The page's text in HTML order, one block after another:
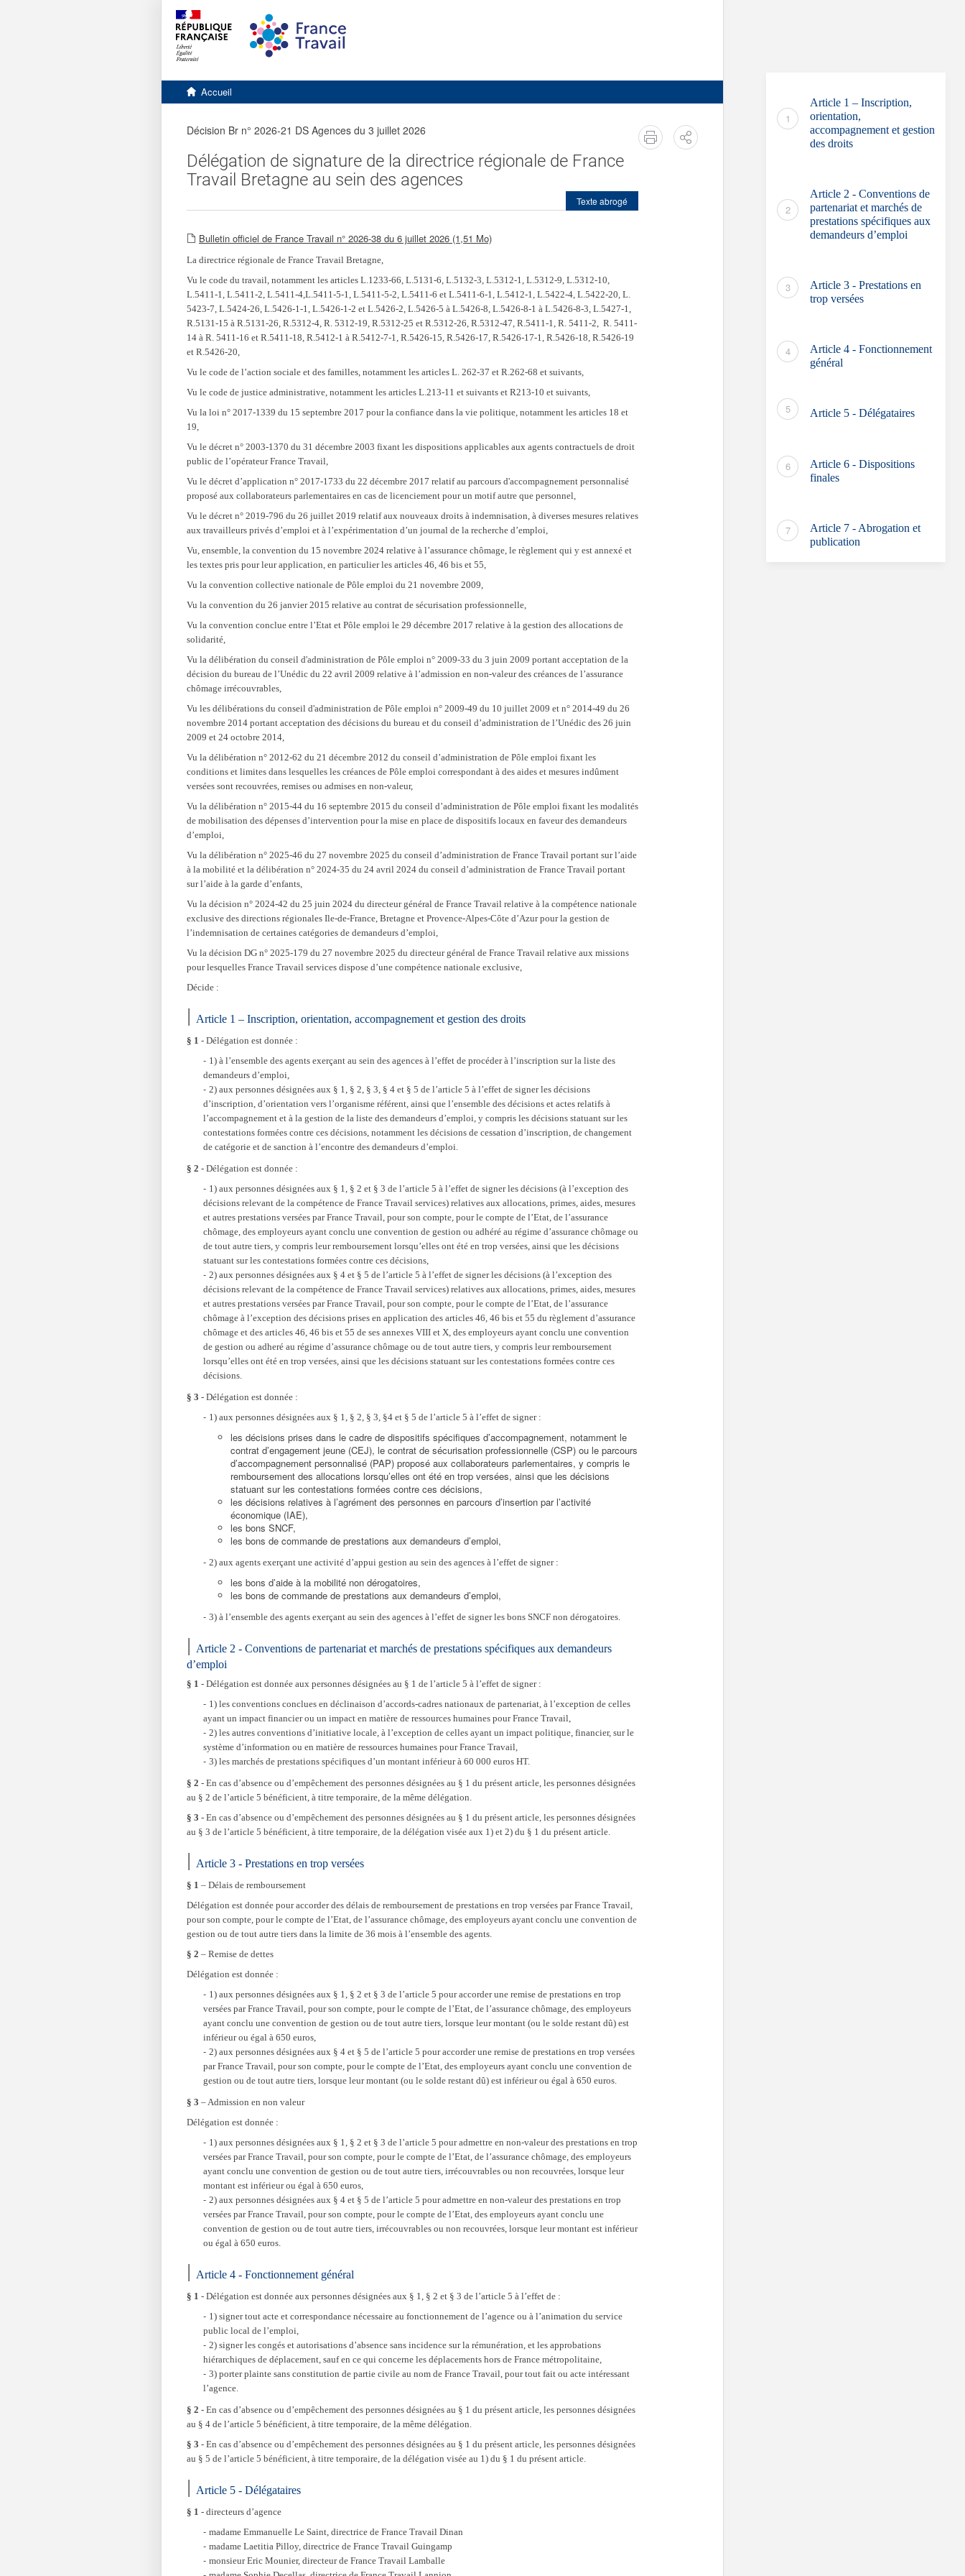
à
Accueil
imprimerPartager
Décision Br n° 2026-21 DS Agences du 3 juillet 2026
Délégation de signature de la directrice régionale de France
Travail Bretagne au sein des agences
Texte abrogé
Article 1 – Inscription,
orientation,
accompagnement et gestion
des droits
Article 2 - Conventions de
partenariat et marchés de
prestations spécifiques aux
demandeurs d’emploi
Article 3 - Prestations en
trop versées
Article 4 - Fonctionnement
général
Article 5 - Délégataires
Article 6 - Dispositions
finales
Article 7 - Abrogation et
publication
Bulletin officiel de France Travail n° 2026-38 du 6 juillet 2026 (1,51 Mo)
La directrice régionale de France Travail Bretagne,
Vu le code du travail, notamment les articles L.1233-66, L.5131-6, L.5132-3, L.5312-1, L.5312-9, L.5312-10,
L.5411-1, L.5411-2, L.5411-4,L.5411-5-1, L.5411-5-2, L.5411-6 et L.5411-6-1, L.5412-1, L.5422-4, L.5422-20, L.
5423-7, L.5424-26, L.5426-1-1, L.5426-1-2 et L.5426-2, L.5426-5 à L.5426-8, L.5426-8-1 à L.5426-8-3, L.5427-1,
R.5131-15 à R.5131-26, R.5312-4, R. 5312-19, R.5312-25 et R.5312-26, R.5312-47, R.5411-1, R. 5411-2, R. 5411-
14 à R. 5411-16 et R.5411-18, R.5412-1 à R.5412-7-1, R.5426-15, R.5426-17, R.5426-17-1, R.5426-18, R.5426-19
et R.5426-20,
Vu le code de l’action sociale et des familles, notamment les articles L. 262-37 et R.262-68 et suivants,
Vu le code de justice administrative, notamment les articles L.213-11 et suivants et R213-10 et suivants,
Vu la loi n° 2017-1339 du 15 septembre 2017 pour la confiance dans la vie politique, notamment les articles 18 et
19,
Vu le décret n° 2003-1370 du 31 décembre 2003 fixant les dispositions applicables aux agents contractuels de droit
public de l’opérateur France Travail,
Vu le décret d’application n° 2017-1733 du 22 décembre 2017 relatif au parcours d'accompagnement personnalisé
proposé aux collaborateurs parlementaires en cas de licenciement pour un motif autre que personnel,
Vu le décret n° 2019-796 du 26 juillet 2019 relatif aux nouveaux droits à indemnisation, à diverses mesures relatives
aux travailleurs privés d’emploi et à l’expérimentation d’un journal de la recherche d’emploi,
Vu, ensemble, la convention du 15 novembre 2024 relative à l’assurance chômage, le règlement qui y est annexé et
les textes pris pour leur application, en particulier les articles 46, 46 bis et 55,
Vu la convention collective nationale de Pôle emploi du 21 novembre 2009,
Vu la convention du 26 janvier 2015 relative au contrat de sécurisation professionnelle,
Vu la convention conclue entre l’Etat et Pôle emploi le 29 décembre 2017 relative à la gestion des allocations de
solidarité,
Vu la délibération du conseil d'administration de Pôle emploi n° 2009-33 du 3 juin 2009 portant acceptation de la
décision du bureau de l’Unédic du 22 avril 2009 relative à l’admission en non-valeur des créances de l’assurance
chômage irrécouvrables,
Vu les délibérations du conseil d'administration de Pôle emploi n° 2009-49 du 10 juillet 2009 et n° 2014-49 du 26
novembre 2014 portant acceptation des décisions du bureau et du conseil d’administration de l’Unédic des 26 juin
2009 et 24 octobre 2014,
Vu la délibération n° 2012-62 du 21 décembre 2012 du conseil d’administration de Pôle emploi fixant les
conditions et limites dans lesquelles les créances de Pôle emploi correspondant à des aides et mesures indûment
versées sont recouvrées, remises ou admises en non-valeur,
Vu la délibération n° 2015-44 du 16 septembre 2015 du conseil d’administration de Pôle emploi fixant les modalités
de mobilisation des dépenses d’intervention pour la mise en place de dispositifs locaux en faveur des demandeurs
d’emploi,
Vu la délibération n° 2025-46 du 27 novembre 2025 du conseil d’administration de France Travail portant sur l’aide
à la mobilité et la délibération n° 2024-35 du 24 avril 2024 du conseil d’administration de France Travail portant
sur l’aide à la garde d’enfants,
Vu la décision n° 2024-42 du 25 juin 2024 du directeur général de France Travail relative à la compétence nationale
exclusive des directions régionales Ile-de-France, Bretagne et Provence-Alpes-Côte d’Azur pour la gestion de
l’indemnisation de certaines catégories de demandeurs d’emploi,
Vu la décision DG n° 2025-179 du 27 novembre 2025 du directeur général de France Travail relative aux missions
pour lesquelles France Travail services dispose d’une compétence nationale exclusive,
Décide :
Article 1 – Inscription, orientation, accompagnement et gestion des droits
§ 1 - Délégation est donnée :
1) à l’ensemble des agents exerçant au sein des agences à l’effet de procéder à l’inscription sur la liste des
demandeurs d’emploi,
2) aux personnes désignées aux § 1, § 2, § 3, § 4 et § 5 de l’article 5 à l’effet de signer les décisions
d’inscription, d’orientation vers l’organisme référent, ainsi que l’ensemble des décisions et actes relatifs à
l’accompagnement et à la gestion de la liste des demandeurs d’emploi, y compris les décisions statuant sur les
contestations formées contre ces décisions, notamment les décisions de cessation d’inscription, de changement
de catégorie et de sanction à l’encontre des demandeurs d’emploi.
§ 2 - Délégation est donnée :
1) aux personnes désignées aux § 1, § 2 et § 3 de l’article 5 à l’effet de signer les décisions (à l’exception des
décisions relevant de la compétence de France Travail services) relatives aux allocations, primes, aides, mesures
et autres prestations versées par France Travail, pour son compte, pour le compte de l’Etat, de l’assurance
chômage, des employeurs ayant conclu une convention de gestion ou adhéré au régime d’assurance chômage ou
de tout autre tiers, y compris leur remboursement lorsqu’elles ont été en trop versées, ainsi que les décisions
statuant sur les contestations formées contre ces décisions,
2) aux personnes désignées aux § 4 et § 5 de l’article 5 à l’effet de signer les décisions (à l’exception des
décisions relevant de la compétence de France Travail services) relatives aux allocations, primes, aides, mesures
et autres prestations versées par France Travail, pour son compte, pour le compte de l’Etat, de l’assurance
chômage à l’exception des décisions prises en application des articles 46, 46 bis et 55 du règlement d’assurance
chômage et des articles 46, 46 bis et 55 de ses annexes VIII et X, des employeurs ayant conclu une convention
de gestion ou adheré au régime d’assurance chômage ou de tout autre tiers, y compris leur remboursement
lorsqu’elles ont été en trop versées, ainsi que les décisions statuant sur les contestations formées contre ces
décisions.
§ 3 - Délégation est donnée :
1) aux personnes désignées aux § 1, § 2, § 3, §4 et § 5 de l’article 5 à l’effet de signer :
les décisions prises dans le cadre de dispositifs spécifiques d’accompagnement, notamment le
contrat d’engagement jeune (CEJ), le contrat de sécurisation professionnelle (CSP) ou le parcours
d’accompagnement personnalisé (PAP) proposé aux collaborateurs parlementaires, y compris le
remboursement des allocations lorsqu’elles ont été en trop versées, ainsi que les décisions
statuant sur les contestations formées contre ces décisions,
les décisions relatives à l’agrément des personnes en parcours d’insertion par l’activité
économique (IAE),
les bons SNCF,
les bons de commande de prestations aux demandeurs d’emploi,
2) aux agents exerçant une activité d’appui gestion au sein des agences à l’effet de signer :
les bons d’aide à la mobilité non dérogatoires,
les bons de commande de prestations aux demandeurs d’emploi,
3) à l’ensemble des agents exerçant au sein des agences à l’effet de signer les bons SNCF non dérogatoires.
Article 2 - Conventions de partenariat et marchés de prestations spécifiques aux demandeurs
d’emploi
§ 1 - Délégation est donnée aux personnes désignées au § 1 de l’article 5 à l’effet de signer :
1) les conventions conclues en déclinaison d’accords-cadres nationaux de partenariat, à l’exception de celles
ayant un impact financier ou un impact en matière de ressources humaines pour France Travail,
2) les autres conventions d’initiative locale, à l’exception de celles ayant un impact politique, financier, sur le
système d’information ou en matière de ressources humaines pour France Travail,
3) les marchés de prestations spécifiques d’un montant inférieur à 60 000 euros HT.
§ 2 - En cas d’absence ou d’empêchement des personnes désignées au § 1 du présent article, les personnes désignées
au § 2 de l’article 5 bénéficient, à titre temporaire, de la même délégation.
§ 3 - En cas d’absence ou d’empêchement des personnes désignées au § 1 du présent article, les personnes désignées
au § 3 de l’article 5 bénéficient, à titre temporaire, de la délégation visée aux 1) et 2) du § 1 du présent article.
Article 3 - Prestations en trop versées
§ 1 – Délais de remboursement
Délégation est donnée pour accorder des délais de remboursement de prestations en trop versées par France Travail,
pour son compte, pour le compte de l’Etat, de l’assurance chômage, des employeurs ayant conclu une convention de
gestion ou de tout autre tiers dans la limite de 36 mois à l’ensemble des agents.
§ 2 – Remise de dettes
Délégation est donnée :
1) aux personnes désignées aux § 1, § 2 et § 3 de l’article 5 pour accorder une remise de prestations en trop
versées par France Travail, pour son compte, pour le compte de l’Etat, de l’assurance chômage, des employeurs
ayant conclu une convention de gestion ou de tout autre tiers, lorsque leur montant (ou le solde restant dû) est
inférieur ou égal à 650 euros,
2) aux personnes désignées aux § 4 et § 5 de l’article 5 pour accorder une remise de prestations en trop versées
par France Travail, pour son compte, pour le compte de l’Etat, des employeurs ayant conclu une convention de
gestion ou de tout autre tiers, lorsque leur montant (ou le solde restant dû) est inférieur ou égal à 650 euros.
§ 3 – Admission en non valeur
Délégation est donnée :
1) aux personnes désignées aux § 1, § 2 et § 3 de l’article 5 pour admettre en non-valeur des prestations en trop
versées par France Travail, pour son compte, pour le compte de l’Etat, de l’assurance chômage, des employeurs
ayant conclu une convention de gestion ou de tout autre tiers, irrécouvrables ou non recouvrées, lorsque leur
montant est inférieur ou égal à 650 euros,
2) aux personnes désignées aux § 4 et § 5 de l’article 5 pour admettre en non-valeur des prestations en trop
versées par France Travail, pour son compte, pour le compte de l’Etat, des employeurs ayant conclu une
convention de gestion ou de tout autre tiers, irrécouvrables ou non recouvrées, lorsque leur montant est inférieur
ou égal à 650 euros.
Article 4 - Fonctionnement général
§ 1 - Délégation est donnée aux personnes désignées aux § 1, § 2 et § 3 de l’article 5 à l’effet de :
1) signer tout acte et correspondance nécessaire au fonctionnement de l’agence ou à l’animation du service
public local de l’emploi,
2) signer les congés et autorisations d’absence sans incidence sur la rémunération, et les approbations
hiérarchiques de déplacement, sauf en ce qui concerne les déplacements hors de France métropolitaine,
3) porter plainte sans constitution de partie civile au nom de France Travail, pour tout fait ou acte intéressant
l’agence.
§ 2 - En cas d’absence ou d’empêchement des personnes désignées au § 1 du présent article, les personnes désignées
au § 4 de l’article 5 bénéficient, à titre temporaire, de la même délégation.
§ 3 - En cas d’absence ou d’empêchement des personnes désignées au § 1 du présent article, les personnes désignées
au § 5 de l’article 5 bénéficient, à titre temporaire, de la délégation visée au 1) du § 1 du présent article.
Article 5 - Délégataires
§ 1 - directeurs d’agence
madame Emmanuelle Le Saint, directrice de France Travail Dinan
madame Laetitia Pilloy, directrice de France Travail Guingamp
monsieur Eric Mounier, directeur de France Travail Lamballe